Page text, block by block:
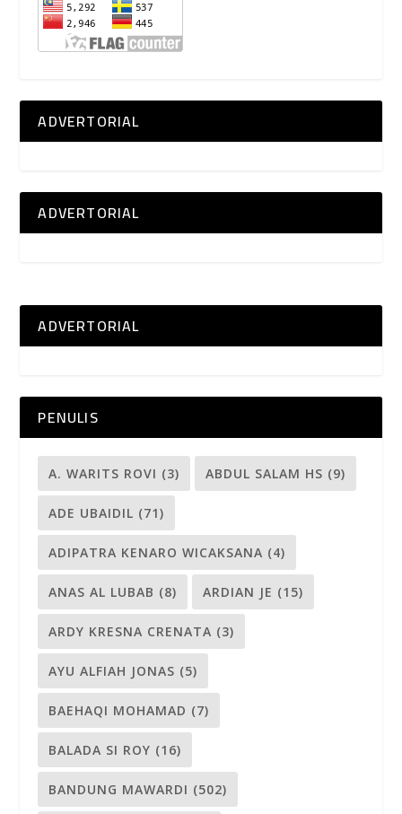
ADVERTORIAL
ADVERTORIAL
ADVERTORIAL
PENULIS
A. WARITS ROVI (3) ABDUL SALAM HS (9)
ADE UBAIDIL (71)
ADIPATRA KENARO WICAKSANA (4)
ANAS AL LUBAB (8) ARDIAN JE (15)
ARDY KRESNA CRENATA (3)
AYU ALFIAH JONAS (5)
BAEHAQI MOHAMAD (7)
BALADA SI ROY (16)
BANDUNG MAWARDI (502)